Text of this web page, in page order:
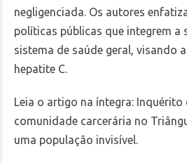
negligenciada. Os autores
políticas públicas que integrem a
sistema de saúde geral, visando
hepatite C.
Leia o artigo na íntegra: Inquérito
comunidade carcerária no
uma população invisível.